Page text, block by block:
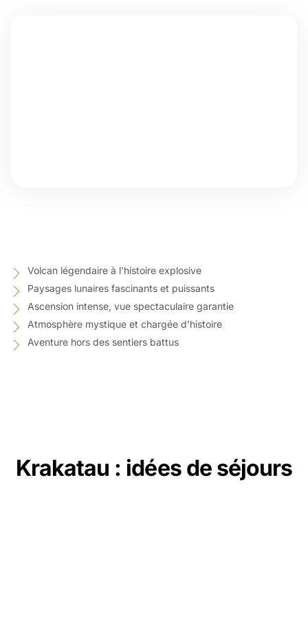
Volcan légendaire à l’histoire explosive
Paysages lunaires fascinants et puissants
Ascension intense, vue spectaculaire garantie
Atmosphère mystique et chargée d’histoire
Aventure hors des sentiers battus
Krakatau : idées de séjours